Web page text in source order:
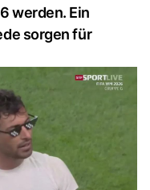
werden. Ein
sorgen für